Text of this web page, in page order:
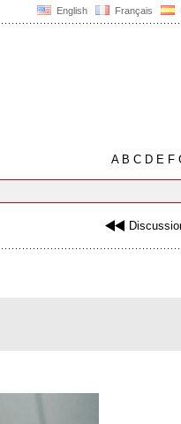
English Français
AB C D E F